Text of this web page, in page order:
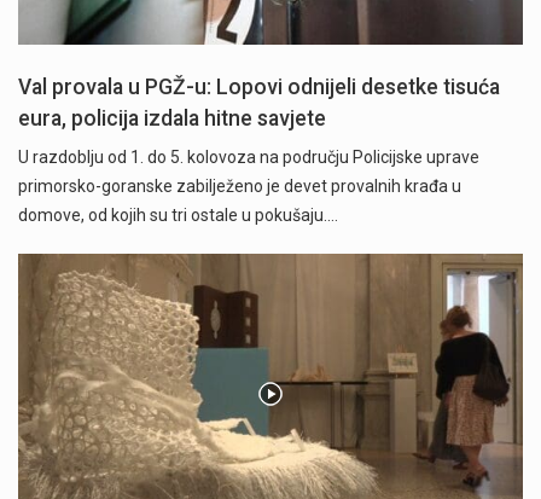
Val provala u PGŽ-u: Lopovi odnijeli desetke tisuća
eura, policija izdala hitne savjete
U razdoblju od 1. do 5. kolovoza na području Policijske uprave
primorsko-goranske zabilježeno je devet provalnih krađa u
domove, od kojih su tri ostale u pokušaju.…